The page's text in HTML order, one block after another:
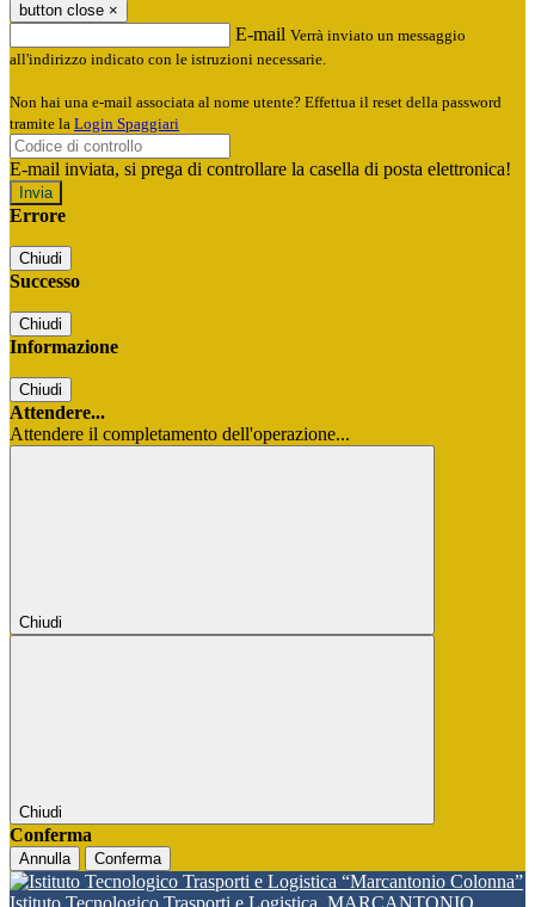
button close ×
E-mail Verrà inviato un messaggio
all'indirizzo indicato con le istruzioni necessarie.
Non hai una e-mail associata al nome utente? Effettua il reset della password
tramite la Login Spaggiari
E-mail inviata, si prega di controllare la casella di posta elettronica!
Errore
Chiudi
Successo
Chiudi
Informazione
Chiudi
Attendere...
Attendere il completamento dell'operazione...
Chiudi
Chiudi
Conferma
Annulla Conferma